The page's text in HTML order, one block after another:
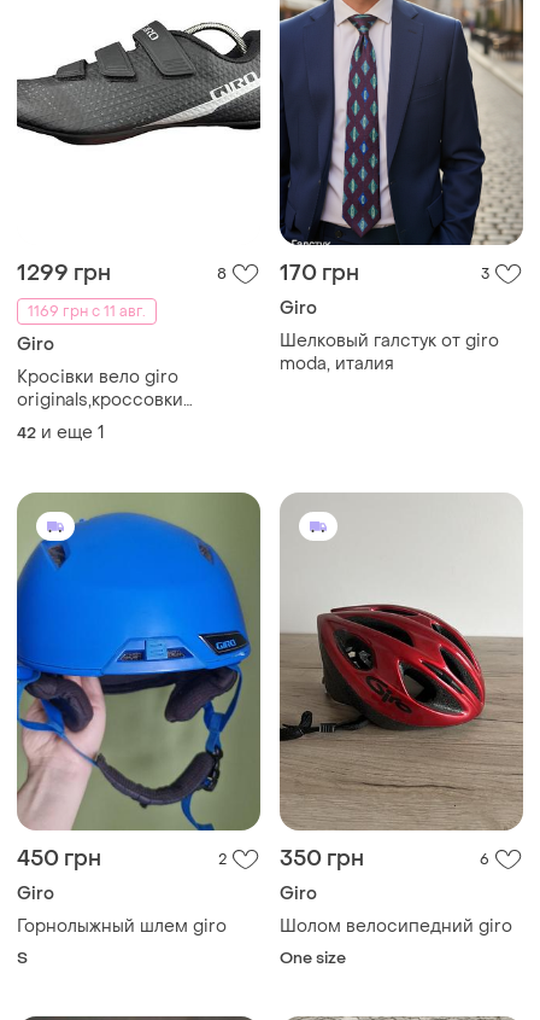
1299 грн
8
1169 грн с 11 авг.
Giro
Кросівки вело giro
originals,кроссовки
оригинал, оригінал
42 и еще 1
170 грн 3
Giro
Шелковый галстук от giro
moda, италия
450 грн 2
Giro
Горнолыжный шлем giro
S
350 грн 6
Giro
Шолом велосипедний giro
One size